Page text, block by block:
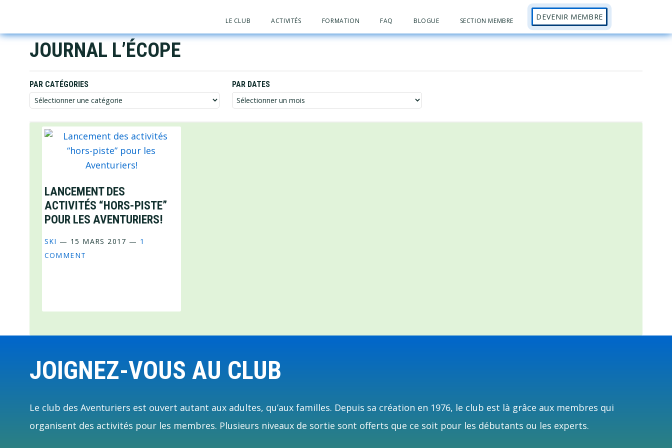
primary
navigation
main
content
footer
LE CLUB ACTIVITÉS FORMATION FAQ BLOGUE SECTION MEMBRE DEVENIR MEMBRE
JOURNAL L’ÉCOPE
PAR CATÉGORIES
Par
PAR DATES
Par
LANCEMENT DES
ACTIVITÉS “HORS-PISTE”
POUR LES AVENTURIERS!
SKI — 15 MARS 2017 — 1
COMMENT
FooterJOIGNEZ-VOUS AU CLUB
Le club des Aventuriers est ouvert autant aux adultes, qu’aux familles. Depuis sa création en 1976, le club est là grâce aux membres qui
organisent des activités pour les membres. Plusieurs niveaux de sortie sont offerts que ce soit pour les débutants ou les experts.